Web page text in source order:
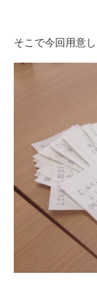
そこで今回用意